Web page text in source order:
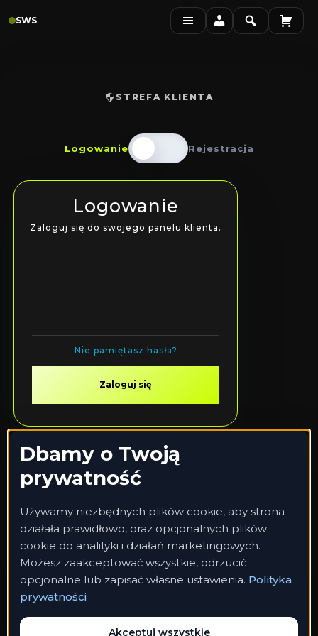
SWS
STREFA KLIENTA
Logowanie Rejestracja
Logowanie
Zaloguj się do swojego panelu klienta.
Nie pamiętasz hasła?
Zaloguj się
Rejestracja
Załóż konto i uzyskaj dostęp do swojego panelu.
Twoje dane osobowe zostaną użyte do
obsługi twojej wizyty na naszej stronie,
zarządzania dostępem do twojego konta i dla
innych celów o których mówi nasza
prywatności
.
Zarejestruj się
Dbamy o Twoją
prywatność
Używamy niezbędnych plików cookie, aby strona
działała prawidłowo, oraz opcjonalnych plików
cookie do analityki i działań marketingowych.
Możesz zaakceptować wszystkie, odrzucić
opcjonalne lub zapisać własne ustawienia. Polityka
prywatności
Akceptuj wszystkie